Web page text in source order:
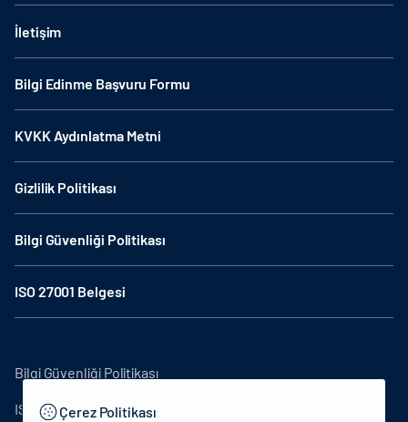
İletişim
Bilgi Edinme Başvuru Formu
KVKK Aydınlatma Metni
Gizlilik Politikası
Bilgi Güvenliği Politikası
ISO 27001 Belgesi
Bilgi Güvenliği Politikası
ISO27001Çerez Politikası